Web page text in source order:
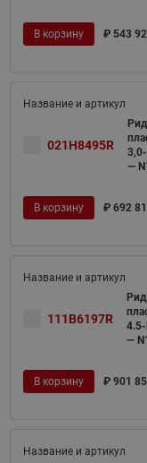
В корзину ₽ 543
021H8495R
—
В корзину ₽ 692
111B6197R
—
В корзину ₽ 901